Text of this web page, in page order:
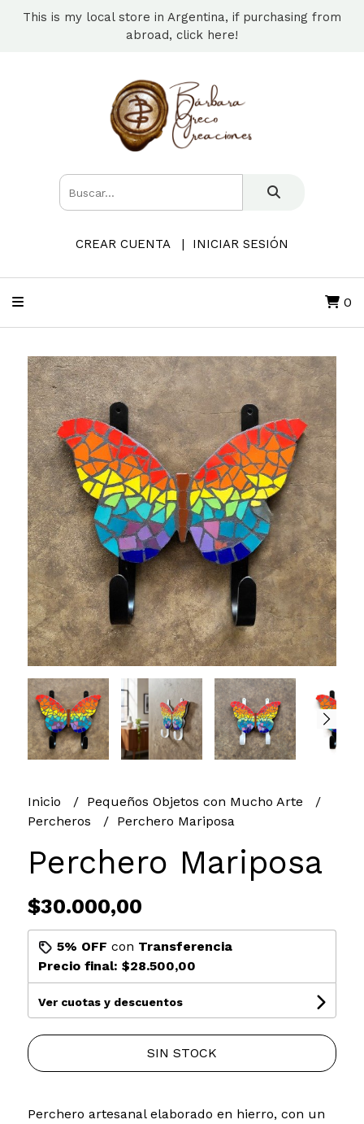
This is my local store in Argentina, if purchasing from
abroad, click here!
CREAR CUENTA INICIAR SESIÓN
0
Inicio
Pequeños Objetos con Mucho Arte
Percheros
Perchero Mariposa
Perchero Mariposa
$30.000,00
5% OFF con Transferencia
Precio final: $28.500,00
Ver cuotas y descuentos
SIN STOCK
Perchero artesanal elaborado en hierro, con un